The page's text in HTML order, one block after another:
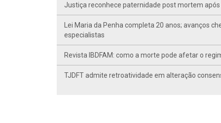
Justiça reconhece paternidade post mortem
Lei Maria da Penha completa 20 anos; avanços
especialistas
Revista IBDFAM: como a morte pode afetar o
TJDFT admite retroatividade em alteração